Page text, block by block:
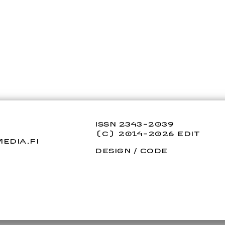
ISSN 2343-2039
(C) 2014-2026 EDIT
DESIGN / CODE